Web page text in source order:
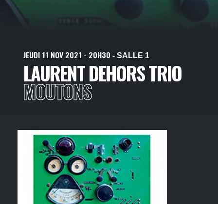
JEUDI 11 NOV 2021 - 20H30 - SALLE 1
LAURENT DEHORS TRIO
MOUTONS